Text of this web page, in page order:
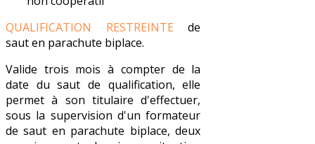
QUALIFICATION RESTREINTE de
saut en parachute biplace.
Valide trois mois à compter de la
date du saut de qualification, elle
permet à son titulaired'effectuer,
sous la supervision d'un formateur
de saut en parachute biplace, deux